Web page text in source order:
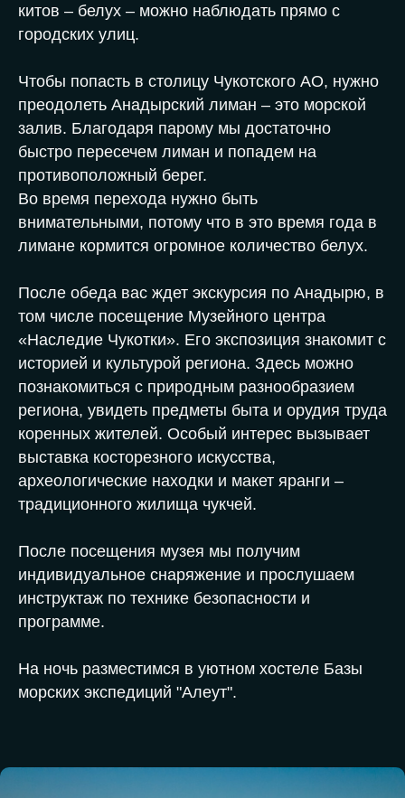
китов – белух – можно наблюдать прямо с
городских улиц.
Чтобы попасть в столицу Чукотского АО, нужно
преодолеть Анадырский лиман – это морской
залив. Благодаря парому мы достаточно
быстро пересечем лиман и попадем на
противоположный берег.
Во время перехода нужно быть
внимательными, потому что в это время года в
лимане кормится огромное количество белух.
После обеда вас ждет экскурсия по Анадырю, в
том числе посещение Музейного центра
«Наследие Чукотки». Его экспозиция знакомит с
историей и культурой региона. Здесь можно
познакомиться с природным разнообразием
региона, увидеть предметы быта и орудия труда
коренных жителей. Особый интерес вызывает
выставка косторезного искусства,
археологические находки и макет яранги –
традиционного жилища чукчей.
После посещения музея мы получим
индивидуальное снаряжение и прослушаем
инструктаж по технике безопасности и
программе.
На ночь разместимся в уютном хостеле Базы
морских экспедиций "Алеут".